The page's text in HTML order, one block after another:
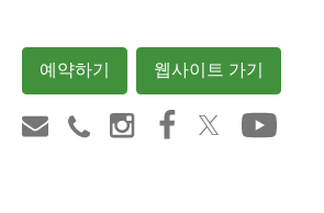
예약하기 웹사이트 가기